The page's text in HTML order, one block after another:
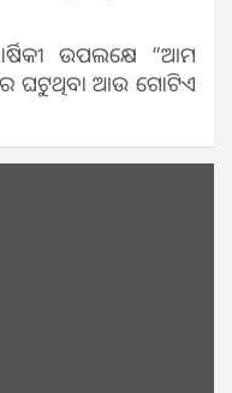
ଉପଲକ୍ଷେ “ଆମ
ଘଟୁଥିବା ଆଉ ଗୋଟିଏ